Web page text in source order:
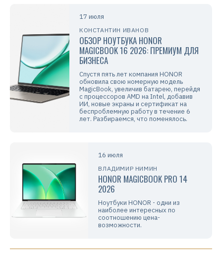
17 июля
КОНСТАНТИН ИВАНОВ
ОБЗОР НОУТБУКА HONOR
MAGICBOOK 16 2026: ПРЕМИУМ ДЛЯ
БИЗНЕСА
Спустя пять лет компания HONOR
обновила свою номерную модель
MagicBook, увеличив батарею, перейдя
с процессоров AMD на Intel, добавив
ИИ, новые экраны и сертификат на
беспроблемную работу в течение 6
лет. Разбираемся, что поменялось.
16 июля
ВЛАДИМИР НИМИН
HONOR MAGICBOOK PRO 14
2026
Ноутбуки HONOR - одни из
наиболее интересных по
соотношению цена-
возможности.